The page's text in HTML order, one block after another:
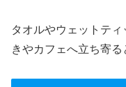
タオルやウェットテ
きやカフェへ立ち寄る